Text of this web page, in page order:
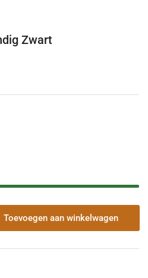
Zwart
Toevoegen aan winkelwagen